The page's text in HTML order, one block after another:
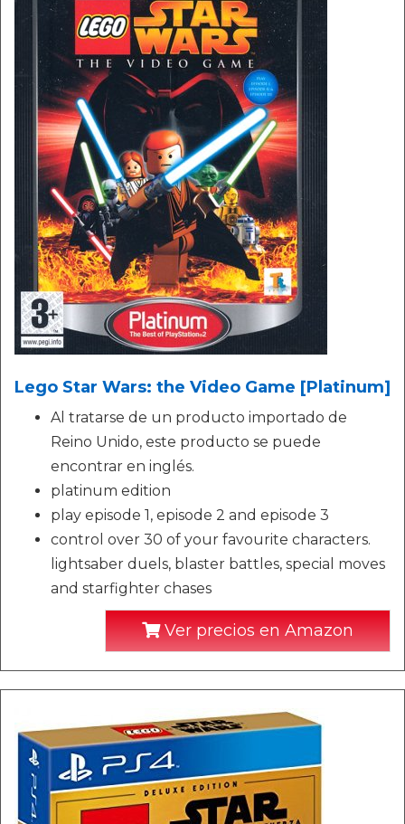
Lego Star Wars: the Video Game [Platinum]
Al tratarse de un producto importado de
Reino Unido, este producto se puede
encontrar en inglés.
platinum edition
play episode 1, episode 2 and episode 3
control over 30 of your favourite characters.
lightsaber duels, blaster battles, special moves
and starfighter chases
Ver precios en Amazon